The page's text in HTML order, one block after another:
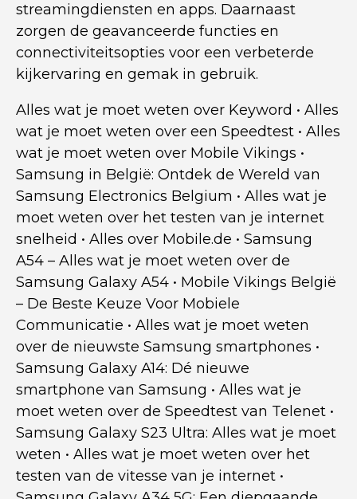
streamingdiensten en apps. Daarnaast
zorgen de geavanceerde functies en
connectiviteitsopties voor een verbeterde
kijkervaring en gemak in gebruik.
Alles wat je moet weten over Keyword • Alles
wat je moet weten over een Speedtest • Alles
wat je moet weten over Mobile Vikings •
Samsung in België: Ontdek de Wereld van
Samsung Electronics Belgium • Alles wat je
moet weten over het testen van je internet
snelheid • Alles over Mobile.de • Samsung
A54 – Alles wat je moet weten over de
Samsung Galaxy A54 • Mobile Vikings België
– De Beste Keuze Voor Mobiele
Communicatie • Alles wat je moet weten
over de nieuwste Samsung smartphones •
Samsung Galaxy A14: Dé nieuwe
smartphone van Samsung • Alles wat je
moet weten over de Speedtest van Telenet •
Samsung Galaxy S23 Ultra: Alles wat je moet
weten • Alles wat je moet weten over het
testen van de vitesse van je internet •